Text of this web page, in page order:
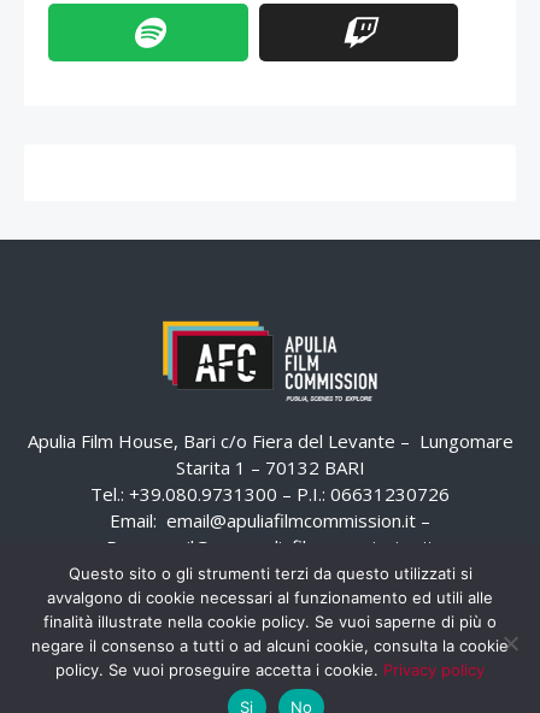
Apulia Film House, Bari c/o Fiera del Levante – Lungomare
Starita 1 – 70132 BARI
Tel.: +39.080.9731300 – P.I.: 06631230726
Email: email@apuliafilmcommission.it –
Pec:
email@pec.apuliafilmcommission.it
Questo sito o gli strumenti terzi da questo utilizzati si
avvalgono di cookie necessari al funzionamento ed utili alle
finalità illustrate nella cookie policy. Se vuoi saperne di più o
negare il consenso a tutti o ad alcuni cookie, consulta la cookie
policy. Se vuoi proseguire accetta i cookie. Privacy policy
Si
No